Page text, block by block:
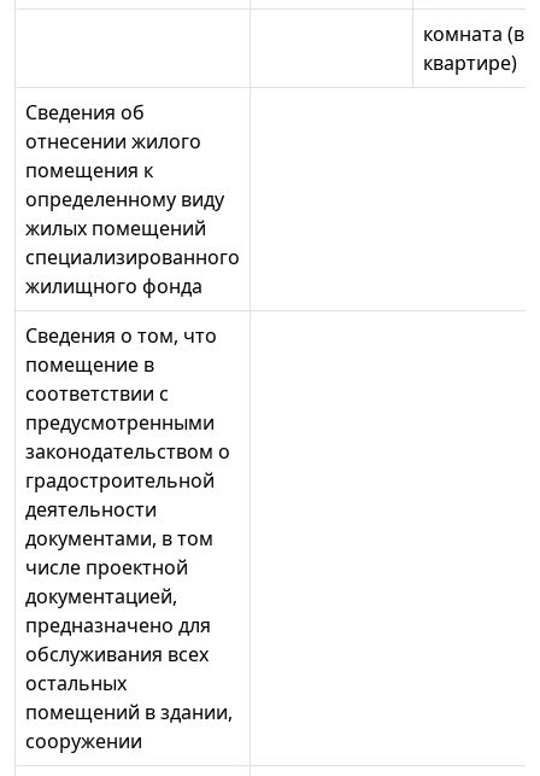
комната (в
квартире)
Сведения об
отнесении жилого
помещения к
определенному виду
жилых помещений
специализированного
жилищного фонда
Сведения о том, что
помещение в
соответствии с
предусмотренными
законодательством о
градостроительной
деятельности
документами, в том
числе проектной
документацией,
предназначено для
обслуживания всех
остальных
помещений в здании,
сооружении